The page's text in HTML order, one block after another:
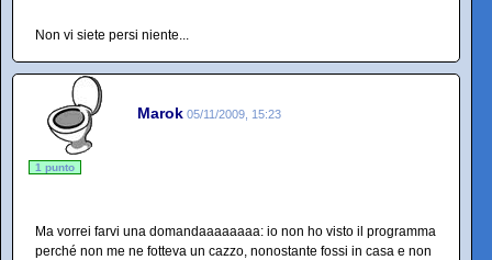
Non vi siete persi niente...
Marok 05/11/2009, 15:23
1 punto
Ma vorrei farvi una domandaaaaaaaa: io non ho visto il programma
perché non me ne fotteva un cazzo, nonostante fossi in casa e non